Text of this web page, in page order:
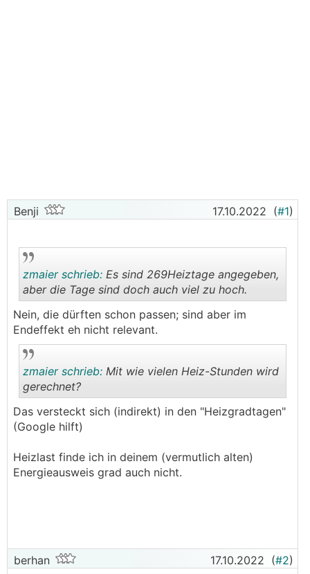
Benji 17.10.2022 (#1)
..
zmaier schrieb: Es sind 269Heiztage angegeben,
aber die Tage sind doch auch viel zu hoch.
Nein, die dürften schon passen; sind aber im
Endeffekt eh nicht relevant.
zmaier schrieb: Mit wie vielen Heiz-Stunden wird
gerechnet?
Das versteckt sich (indirekt) in den "Heizgradtagen"
(Google hilft)
Heizlast finde ich in deinem (vermutlich alten)
Energieausweis grad auch nicht.
berhan 17.10.2022 (#2)